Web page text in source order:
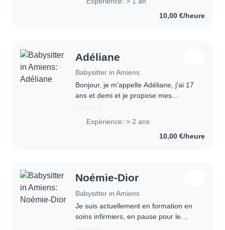
voisinage et de ma famille. J'aime
10,00 €/heure
Adéliane
Babysitter in Amiens
Bonjour, je m'appelle Adéliane, j'ai 17
ans et demi et je propose mes
BAFA complet et j'ai déjà de
Expérience: > 2 ans
10,00 €/heure
Noémie-Dior
Babysitter in Amiens
Je suis actuellement en formation en
soins infirmiers, en pause pour le